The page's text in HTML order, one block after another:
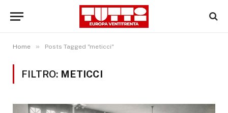
Home » Posts Tagged "meticci"
FILTRO: METICCI